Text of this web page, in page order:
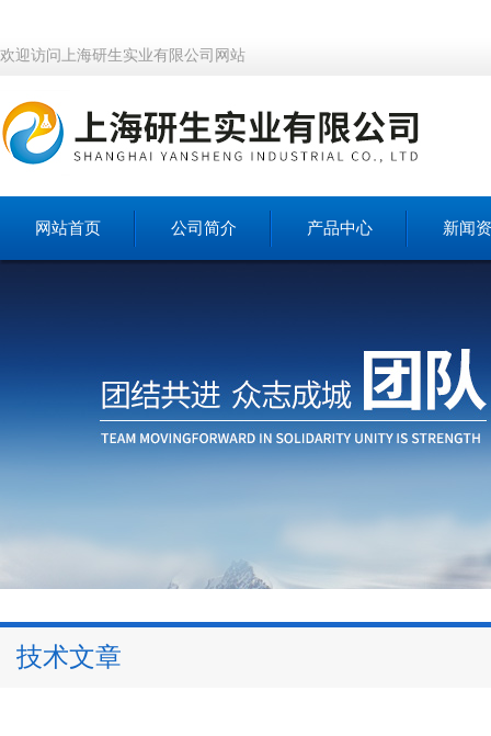
欢迎访问上海研生实业有限公司网站
网站首页 公司简介 产品中心 新闻
技术文章